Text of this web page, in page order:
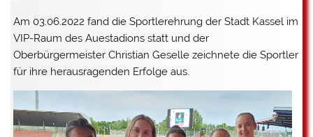
Am 03.06.2022 fand die Sportlerehrung der Stadt Kassel im
VIP-Raum des Auestadions statt und der
Oberbürgermeister Christian Geselle zeichnete die Sportler
für ihre herausragenden Erfolge aus.